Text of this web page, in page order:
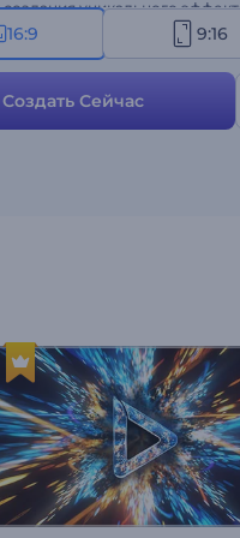
уникального
для фирменных
видеороликов,
сезонной рекламы,
в социальных сетях и многого
прямо сейчас!
16:9 9:16
Создать Сейчас